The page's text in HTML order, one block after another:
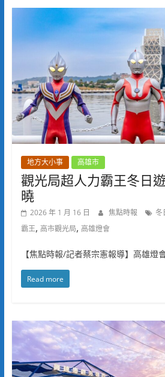
地方大小事 高雄市
觀光局超人力霸王冬日
曉
2026 年 1 月 16 日 焦點時報 冬
霸王, 高市觀光局, 高雄燈會
【焦點時報/記者蔡宗憲報導】高雄燈
Read more